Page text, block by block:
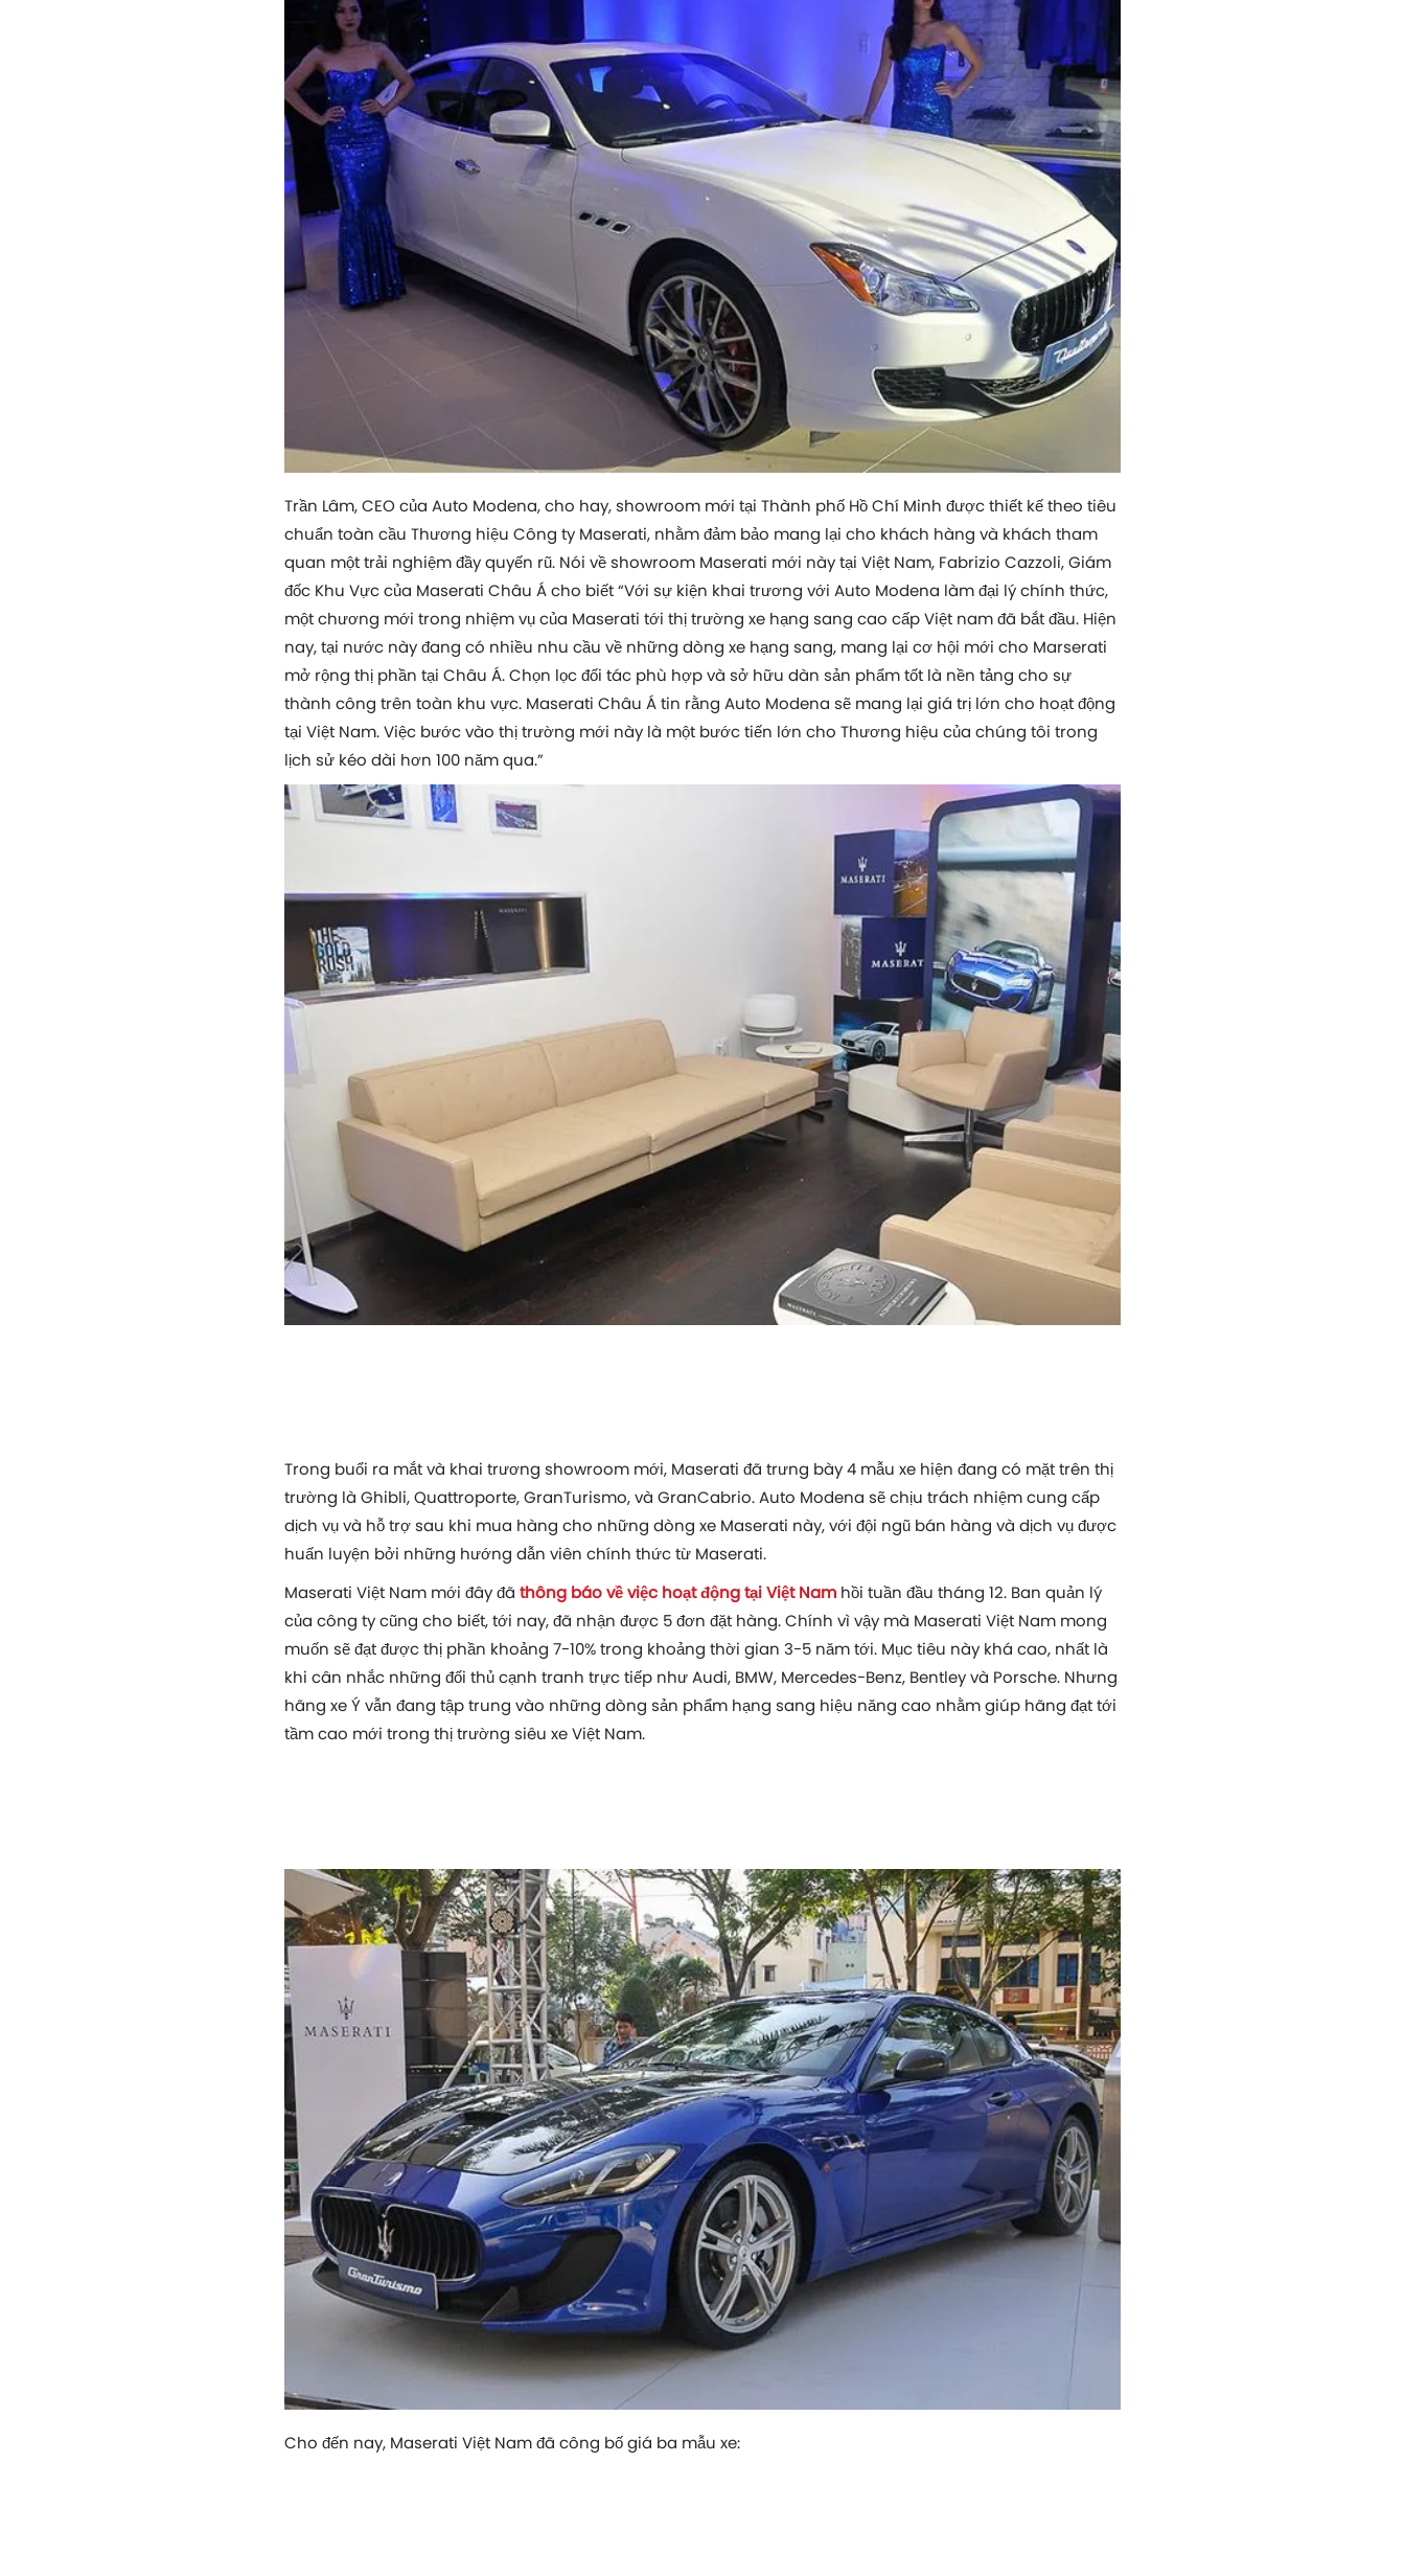
Trần Lâm, CEO của Auto Modena, cho hay, showroom mới tại Thành phố Hồ Chí Minh được thiết kế theo tiêu
chuẩn toàn cầu Thương hiệu Công ty Maserati, nhằm đảm bảo mang lại cho khách hàng và khách tham
quan một trải nghiệm đầy quyến rũ. Nói về showroom Maserati mới này tại Việt Nam, Fabrizio Cazzoli, Giám
đốc Khu Vực của Maserati Châu Á cho biết “Với sự kiện khai trương với Auto Modena làm đại lý chính thức,
một chương mới trong nhiệm vụ của Maserati tới thị trường xe hạng sang cao cấp Việt nam đã bắt đầu. Hiện
nay, tại nước này đang có nhiều nhu cầu về những dòng xe hạng sang, mang lại cơ hội mới cho Marserati
mở rộng thị phần tại Châu Á. Chọn lọc đối tác phù hợp và sở hữu dàn sản phẩm tốt là nền tảng cho sự
thành công trên toàn khu vực. Maserati Châu Á tin rằng Auto Modena sẽ mang lại giá trị lớn cho hoạt động
tại Việt Nam. Việc bước vào thị trường mới này là một bước tiến lớn cho Thương hiệu của chúng tôi trong
lịch sử kéo dài hơn 100 năm qua.”
Trong buổi ra mắt và khai trương showroom mới, Maserati đã trưng bày 4 mẫu xe hiện đang có mặt trên thị
trường là Ghibli, Quattroporte, GranTurismo, và GranCabrio. Auto Modena sẽ chịu trách nhiệm cung cấp
dịch vụ và hỗ trợ sau khi mua hàng cho những dòng xe Maserati này, với đội ngũ bán hàng và dịch vụ được
huấn luyện bởi những hướng dẫn viên chính thức từ Maserati.
Maserati Việt Nam mới đây đã thông báo về việc hoạt động tại Việt Nam hồi tuần đầu tháng 12. Ban quản lý
của công ty cũng cho biết, tới nay, đã nhận được 5 đơn đặt hàng. Chính vì vậy mà Maserati Việt Nam mong
muốn sẽ đạt được thị phần khoảng 7-10% trong khoảng thời gian 3-5 năm tới. Mục tiêu này khá cao, nhất là
khi cân nhắc những đối thủ cạnh tranh trực tiếp như Audi, BMW, Mercedes-Benz, Bentley và Porsche. Nhưng
hãng xe Ý vẫn đang tập trung vào những dòng sản phẩm hạng sang hiệu năng cao nhằm giúp hãng đạt tới
tầm cao mới trong thị trường siêu xe Việt Nam.
Cho đến nay, Maserati Việt Nam đã công bố giá ba mẫu xe: